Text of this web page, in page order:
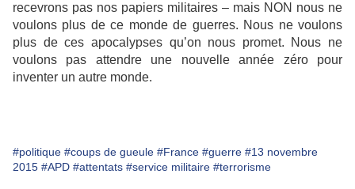
recevrons pas nos papiers militaires – mais NON nous ne
voulons plus de ce monde de guerres. Nous ne voulons
plus de ces apocalypses qu’on nous promet. Nous ne
voulons pas attendre une nouvelle année zéro pour
inventer un autre monde.
#politique #coups de gueule #France #guerre #13 novembre
2015 #APD #attentats #service militaire #terrorisme